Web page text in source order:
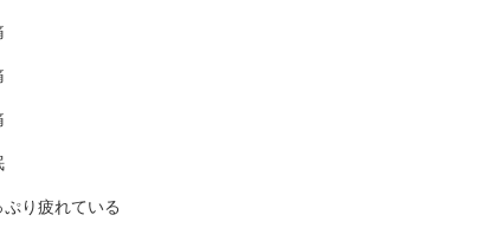
ぷり疲れている